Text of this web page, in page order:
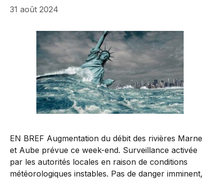
31 août 2024
EN BREF Augmentation du débit des rivières Marne
et Aube prévue ce week-end. Surveillance activée
par les autorités locales en raison de conditions
météorologiques instables. Pas de danger imminent,